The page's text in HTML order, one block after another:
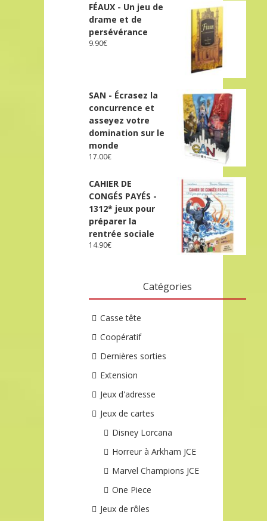
FÉAUX - Un jeu de
drame et de
persévérance
9.90€
SAN - Écrasez la
concurrence et
asseyez votre
domination sur le
monde
17.00€
CAHIER DE
CONGÉS PAYÉS -
1312* jeux pour
préparer la
rentrée sociale
14.90€
Catégories
Casse tête
Coopératif
Dernières sorties
Extension
Jeux d'adresse
Jeux de cartes
Disney Lorcana
Horreur à Arkham JCE
Marvel Champions JCE
One Piece
Jeux de rôles